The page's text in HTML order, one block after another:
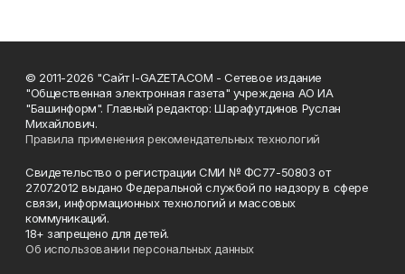
© 2011-2026 "Сайт I-GAZETA.COM - Сетевое издание
"Общественная электронная газета" учреждена АО ИА
"Башинформ". Главный редактор: Шарафутдинов Руслан
Михайлович.
Правила применения рекомендательных технологий
Свидетельство о регистрации СМИ № ФС77-50803 от
27.07.2012 выдано Федеральной службой по надзору в сфере
связи, информационных технологий и массовых
коммуникаций.
18+ запрещено для детей.
Об использовании персональных данных